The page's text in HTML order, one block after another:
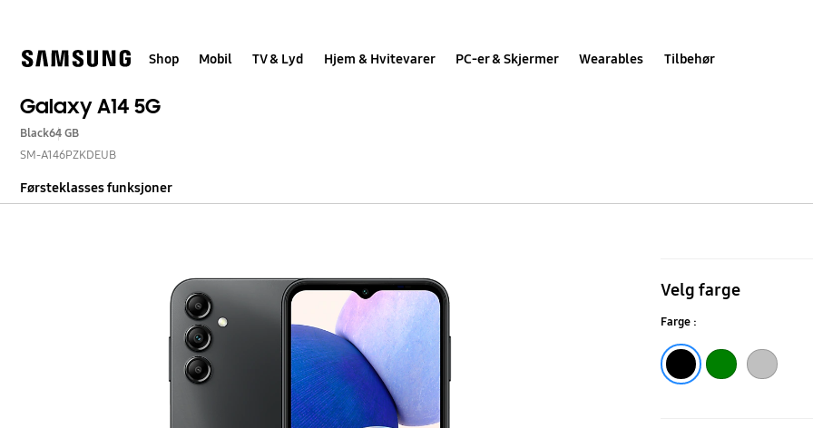
Shop Mobil TV & Lyd Hjem & Hvitevarer PC-er & Skjermer Wearables Tilbehør
Galaxy A14 5G
Black64 GB
SM-A146PZKDEUB
Førsteklasses funksjoner
5G
Velg farge
Farge :